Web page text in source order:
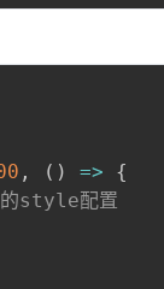
, ( ) =>
{
style配置